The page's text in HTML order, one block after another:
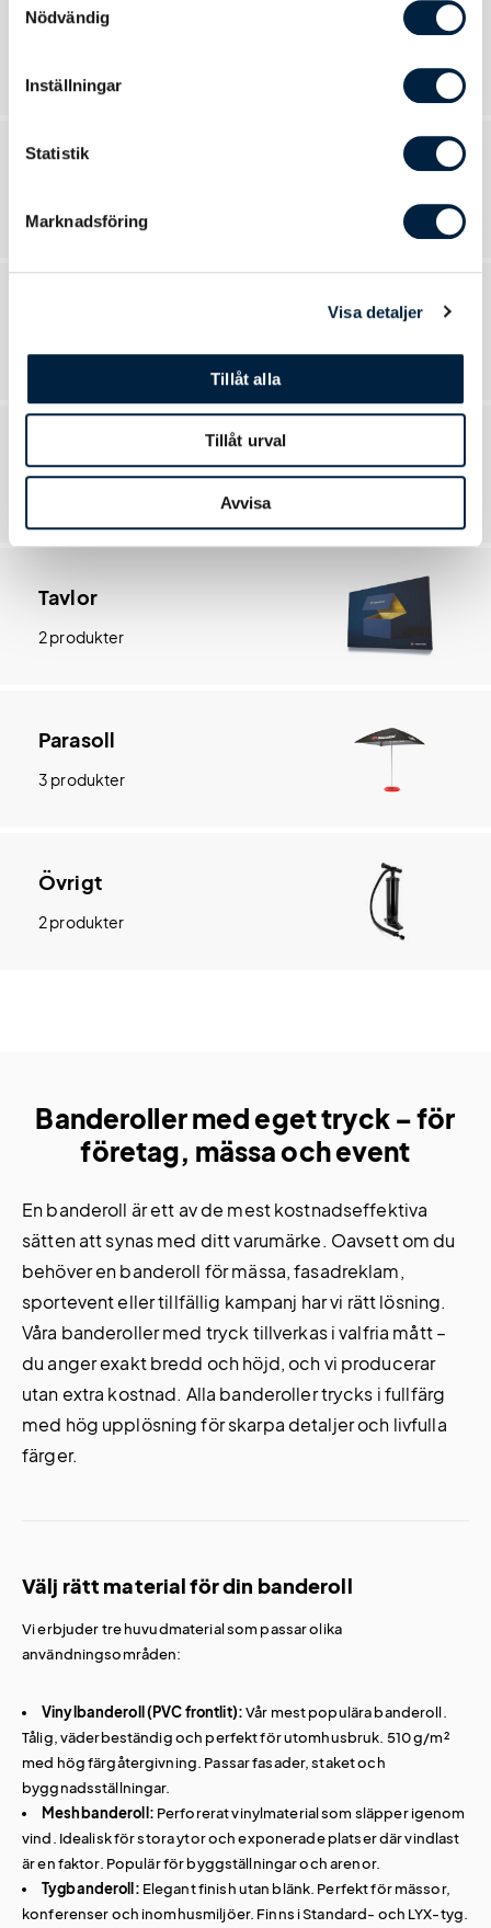
Nödvändig
Inställningar
Statistik
Marknadsföring
Visa detaljer
Tillåt alla
Tillåt urval
Avvisa
Portaler
8 produkter
Tavlor
2 produkter
Parasoll
3 produkter
Övrigt
2 produkter
Banderoller med eget tryck – för
företag, mässa och event
En banderoll är ett av de mest kostnadseffektiva
sätten att synas med ditt varumärke. Oavsett om du
behöver en banderoll för mässa, fasadreklam,
sportevent eller tillfällig kampanj har vi rätt lösning.
Våra banderoller med tryck tillverkas i valfria mått –
du anger exakt bredd och höjd, och vi producerar
utan extra kostnad. Alla banderoller trycks i fullfärg
med hög upplösning för skarpa detaljer och livfulla
färger.
Välj rätt material för din banderoll
Vi erbjuder tre huvudmaterial som passar olika
användningsområden:
Vinylbanderoll (PVC frontlit):Vår mest populära banderoll.
Tålig, väderbeständig och perfekt för utomhusbruk. 510 g/m²
med hög färgåtergivning. Passar fasader, staket och
byggnadsställningar.
Meshbanderoll: Perforerat vinylmaterial som släpper igenom
vind. Idealisk för stora ytor och exponerade platser där vindlast
är en faktor. Populär för byggställningar och arenor.
Tygbanderoll: Elegant finish utan blänk. Perfekt för mässor,
konferenser och inomhusmiljöer. Finns i Standard- och LYX-tyg.